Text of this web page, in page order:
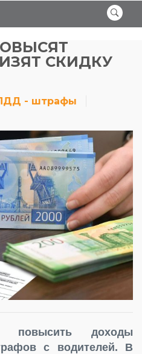
СКИДКУ
- штрафы
повысить доходы
с водителей. В